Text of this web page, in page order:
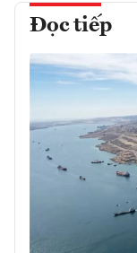
Đọc tiếp